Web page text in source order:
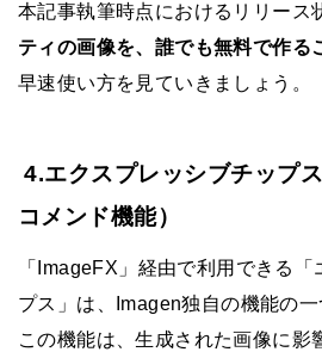
本記事執筆時点におけるリリース
ティの画像を、誰でも無料で作る
早速使い方を見ていきましょう。
4.エクスプレッシブチップ
コメンド機能）
「ImageFX」経由で利用できる
プス」は、Imagen独自の機能の一
この機能は、生成された画像に影